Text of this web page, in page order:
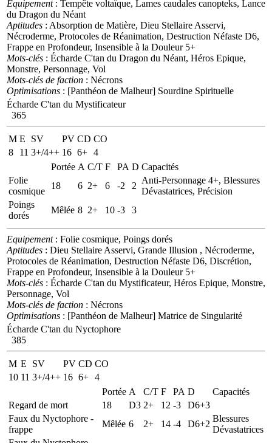
Equipement: Tempête voltaïque, Lames caudales canopteks, Lance
du Dragon du Néant
Aptitudes : Absorption de Matière, Dieu Stellaire Asservi,
Nécroderme, Protocoles de Réanimation, Destruction Néfaste D6,
Frappe en Profondeur, Insensible à la Douleur 5+
Mots-clés : Écharde C'tan du Dragon du Néant, Héros Epique,
Monstre, Personnage, Vol
Mots-clés de faction : Nécrons
Optimisations : [Panthéon de Malheur] Sourdine Spirituelle
Écharde C'tan du Mystificateur
365
M E SV PV CD CO
8
11 3+/4++ 16 6+ 4
Portée A C/T F PA D Capacités
Folie
cosmique
18 6 2+ 6 -2 2
Anti-Personnage 4+, Blessures
Dévastatrices, Précision
Poings
dorés
Mêlée 8 2+ 10 -3 3
Equipement: Folie cosmique, Poings dorés
Aptitudes : Dieu Stellaire Asservi, Grande Illusion , Nécroderme,
Protocoles de Réanimation, Destruction Néfaste D6, Discrétion,
Frappe en Profondeur, Insensible à la Douleur 5+
Mots-clés : Écharde C'tan du Mystificateur, Héros Epique, Monstre,
Personnage, Vol
Mots-clés de faction : Nécrons
Optimisations : [Panthéon de Malheur] Matrice de Singularité
Écharde C'tan du Nyctophore
385
M E SV PV CD CO
10 11 3+/4++ 16 6+ 4
Portée A C/T F PA D
Capacités
Regard de mort
18 D3 2+ 12 -3
D6+3
Faux du Nyctophore -
frappe
Mêlée 6 2+ 14 -4 D6+2
Blessures
Dévastatrices